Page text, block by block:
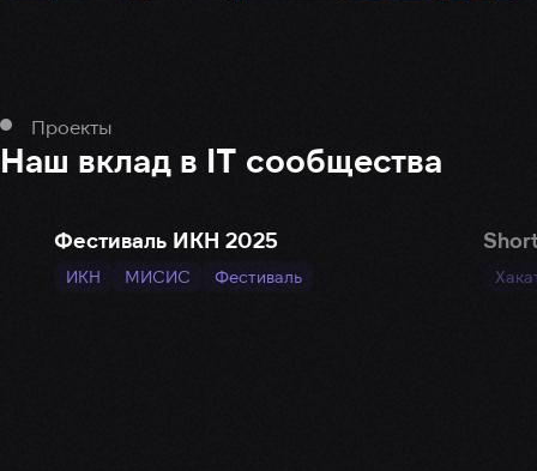
Проекты
Наш вклад в IT сообщества
ShortHack
Хакатон